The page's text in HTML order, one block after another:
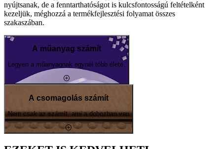
nyújtsanak, de a fenntarthatóságot is kulcsfontosságú feltételként
kezeljük, méghozzá a termékfejlesztési folyamat összes
szakaszában.
A műanyag számít
Legyen a műanyagnak egynél több élete.
A csomagolás számít
Nem csak az számít, ami a dobozban van